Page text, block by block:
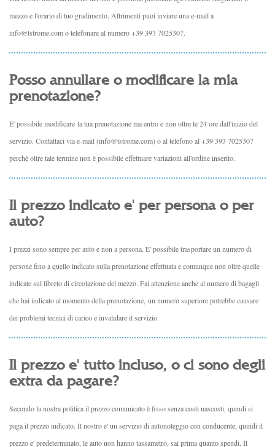
mezzo e l'orario di tuo gradimento. Altrimenti puoi inviare una e-mail a
info@tstrome.com o telefonare al numero +39 393 7025307.
Posso annullare o modificare la mia
prenotazione?
E' possibile modificare la tua prenotazione ma entro e non oltre le 24 ore dall'inizio del
servizio. Contattaci via e-mail (info@tstrome.com) o al telefono al +39 393 7025307
perchè oltre tale termine non è possibile effettuare variazioni all'ordine inserito.
Il prezzo indicato e' per persona o per
auto?
I prezzi sono sempre per auto e non a persona. E' possibile trasportare un numero di
persone fino a quello indicato sulla prenotazione effettuata e comunque non oltre quelle
indicate sul libreto di circolazione del mezzo. Fai attenzione anche al numero di bagagli
che hai indicato al momento della prenotazione, un numero superiore potrebbe causare
dei problemi tecnici di carico e invalidare il servizio.
Il prezzo e' tutto incluso, o ci sono degli
extra da pagare?
Secondo la nostra politica il prezzo comunicato è fisso senza costi nascosti, quindi si
paga il prezzo indicato. Il nostro e' un servizio di autonoleggio con conducente, quindi il
prezzo e' predeterminato, le auto non hanno tassametro, sai prima quanto spendi. Il